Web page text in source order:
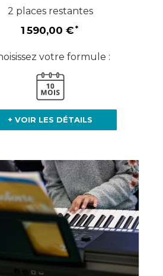
2 places restantes
1 590,00 €
votre formule :
+ VOIR LES DÉTAILS